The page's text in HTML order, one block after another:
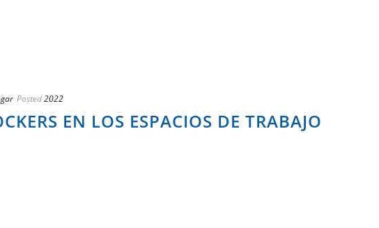
Posted2022
EN LOS ESPACIOS DE TRABAJO